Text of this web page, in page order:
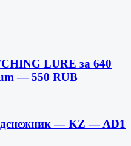
LURE за 640
— 550 RUB
— KZ — AD1